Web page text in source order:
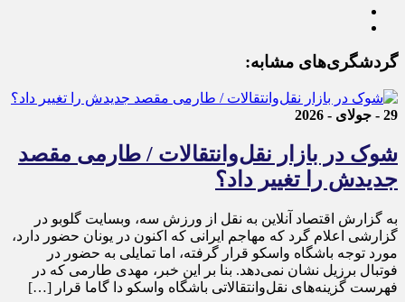
گردشگری‌های مشابه:
29 - جولای - 2026
شوک در بازار نقل‌وانتقالات / طارمی مقصد
جدیدش را تغییر داد؟
به گزارش اقتصاد آنلاین به نقل از ورزش سه، وبسایت گلوبو در
گزارشی اعلام گرد که مهاجم ایرانی که اکنون در یونان حضور دارد،
مورد توجه باشگاه واسکو قرار گرفته، اما تمایلی به حضور در
فوتبال برزیل نشان نمی‌دهد. بنا بر این خبر، مهدی طارمی که در
فهرست گزینه‌های نقل‌وانتقالاتی باشگاه واسکو دا گاما قرار […]